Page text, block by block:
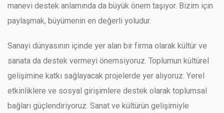
manevi destek anlamında da büyük önem taşıyor. Bizim için
paylaşmak, büyümenin en değerli yoludur.
Sanayi dünyasının içinde yer alan bir firma olarak kültür ve
sanata da destek vermeyi önemsiyoruz. Toplumun kültürel
gelişimine katkı sağlayacak projelerde yer alıyoruz. Yerel
etkinliklere ve sosyal girişimlere destek olarak toplumsal
bağları güçlendiriyoruz. Sanat ve kültürün gelişimiyle